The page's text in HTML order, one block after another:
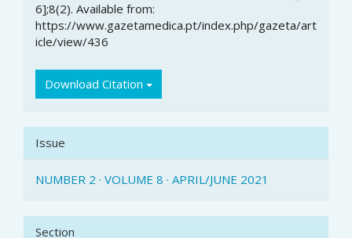
6];8(2). Available from:
https://www.gazetamedica.pt/index.php/gazeta/art
icle/view/436
Download Citation
Issue
NUMBER 2 · VOLUME 8 · APRIL/JUNE 2021
Section